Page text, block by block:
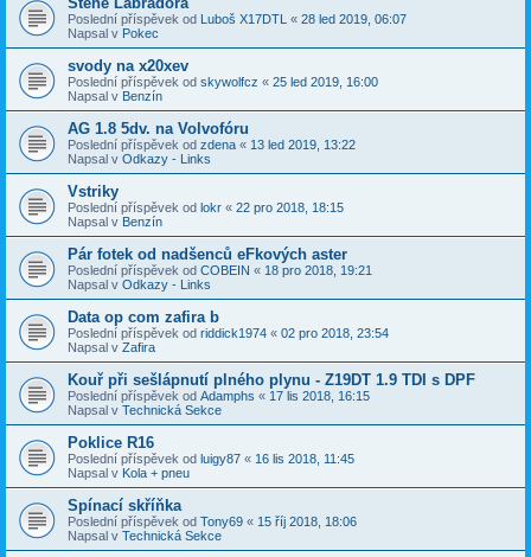
Poslední příspěvek od Luboš X17DTL « 28 led 2019, 06:07
Napsal v Pokec
svody na x20xev
Poslední příspěvek od skywolfcz « 25 led 2019, 16:00
Napsal v Benzín
AG 1.8 5dv. na Volvofóru
Poslední příspěvek od zdena « 13 led 2019, 13:22
Napsal v Odkazy - Links
Vstriky
Poslední příspěvek od lokr « 22 pro 2018, 18:15
Napsal v Benzín
Pár fotek od nadšenců eFkových aster
Poslední příspěvek od COBEIN « 18 pro 2018, 19:21
Napsal v Odkazy - Links
Data op com zafira b
Poslední příspěvek od riddick1974 « 02 pro 2018, 23:54
Napsal v Zafira
Kouř při sešlápnutí plného plynu - Z19DT 1.9 TDI s DPF
Poslední příspěvek od Adamphs « 17 lis 2018, 16:15
Napsal v Technická Sekce
Poklice R16
Poslední příspěvek od luigy87 « 16 lis 2018, 11:45
Napsal v Kola + pneu
Spínací skříňka
Poslední příspěvek od Tony69 « 15 říj 2018, 18:06
Napsal v Technická Sekce